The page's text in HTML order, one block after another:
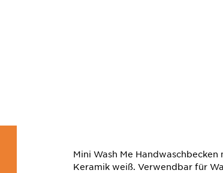
Mini Wash Me
Keramik weiß. Verwendbar für